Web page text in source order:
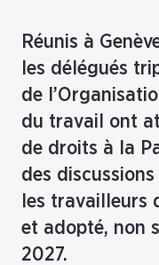
Réunis à
les délégués
de
du travail ont
de droits à la
des
les travailleurs
et adopté, non
2027.